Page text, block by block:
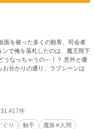
面を被った多くの観客、司会者
で俺を落札したのは、魔王陛下
ちゃうの⋯！？ 意外と優
件
ぐり 触手
魔族✕人間